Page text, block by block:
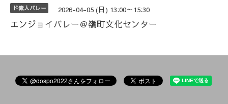
ド素人バレー 2026-04-05 (日) 13:00～15:30
エンジョイバレー＠嶺町文化センター